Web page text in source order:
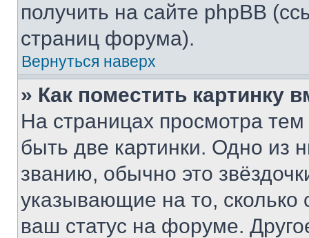
получить на сайте phpBB
страниц форума).
Вернуться наверх
» Как поместить картинку
На страницах просмотра
быть две картинки. Одно из
званию, обычно это
указывающие на то,
ваш статус на форуме.